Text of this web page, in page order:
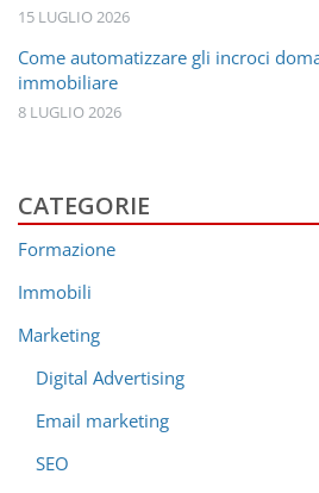
15 LUGLIO 2026
Come automatizzare gli incroci
immobiliare
8 LUGLIO 2026
CATEGORIE
Formazione
Immobili
Marketing
Digital Advertising
Email marketing
SEO